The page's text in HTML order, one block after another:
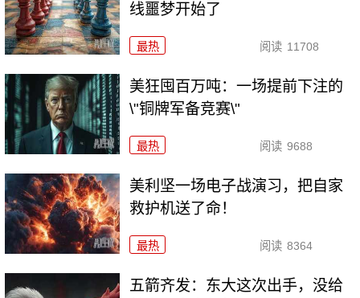
线噩梦开始了
最热 阅读 11708
美狂囤百万吨：一场提前下注的
\"铜牌军备竞赛\"
最热 阅读 9688
美利坚一场电子战演习，把自家
救护机送了命！
最热 阅读 8364
五箭齐发：东大这次出手，没给